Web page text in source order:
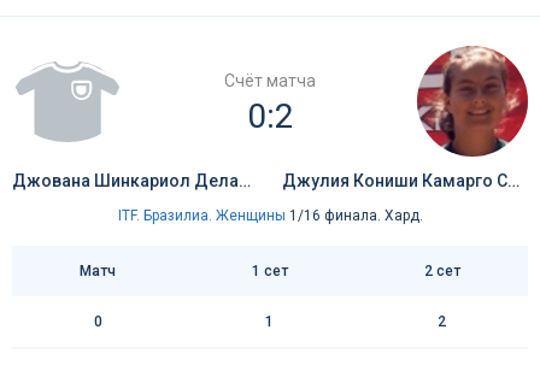
Счёт матча
0:2
Джована Шинкариол Делаторре Барбоза Джулия Кониши Камарго Сильва
ITF. Бразилиа. Женщины 1/16 финала. Хард.
Матч 1 сет 2 сет
0 1 2